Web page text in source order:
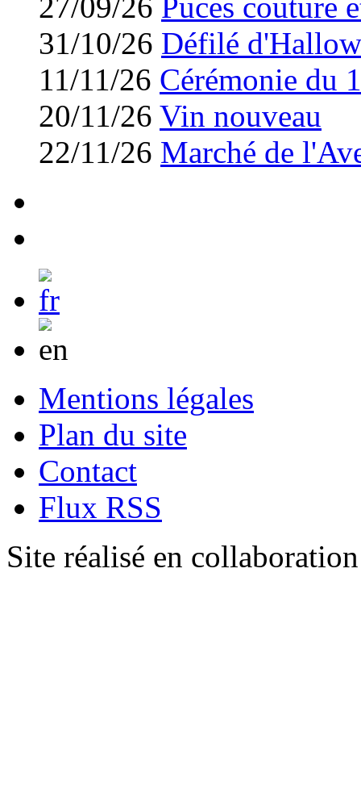
27/09/26 Puces couture
31/10/26 Défilé
11/11/26 Cérémonie du
20/11/26 Vin nouveau
22/11/26 Marché de
Mentions légales
Plan du site
Contact
Flux RSS
Site réalisé en